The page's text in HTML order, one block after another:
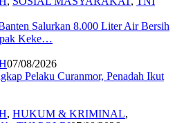
Salurkan 8.000 Liter Air Bersih
Keke…
07/08/2026
Pelaku Curanmor, Penadah Ikut
, HUKUM & KRIMINAL,